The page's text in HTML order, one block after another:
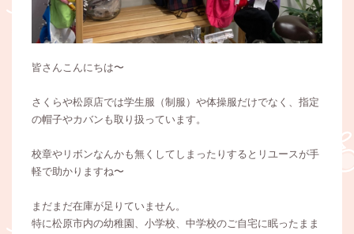
皆さんこんにちは〜
さくらや松原店では学生服（制服）や体操服だけでなく、指定
の帽子やカバンも取り扱っています。
校章やリボンなんかも無くしてしまったりするとリユースが手
軽で助かりますね〜
まだまだ在庫が足りていません。
特に松原市内の幼稚園、小学校、中学校のご自宅に眠ったまま